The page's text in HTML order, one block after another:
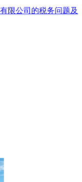
限公司的税务问题及